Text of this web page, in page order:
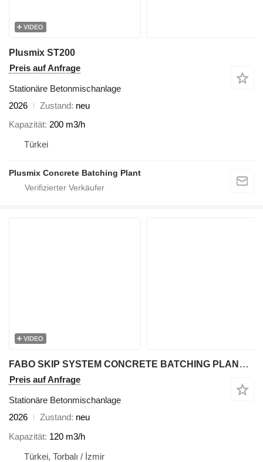
VIDEO
Plusmix ST200
Preis auf Anfrage
Stationäre Betonmischanlage
2026
Zustand neu
Kapazität 200 m3/h
Türkei
Plusmix Concrete Batching Plant
VIDEO
FABO SKIP SYSTEM CONCRETE BATCHING PLANT | 120m3/h Capacity
Preis auf Anfrage
Stationäre Betonmischanlage
2026
Zustand neu
Kapazität 120 m3/h
Türkei, Torbalı / İzmir